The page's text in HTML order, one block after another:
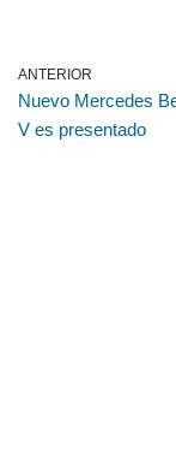
ANTERIOR
Nuevo Mercedes
V es presentado